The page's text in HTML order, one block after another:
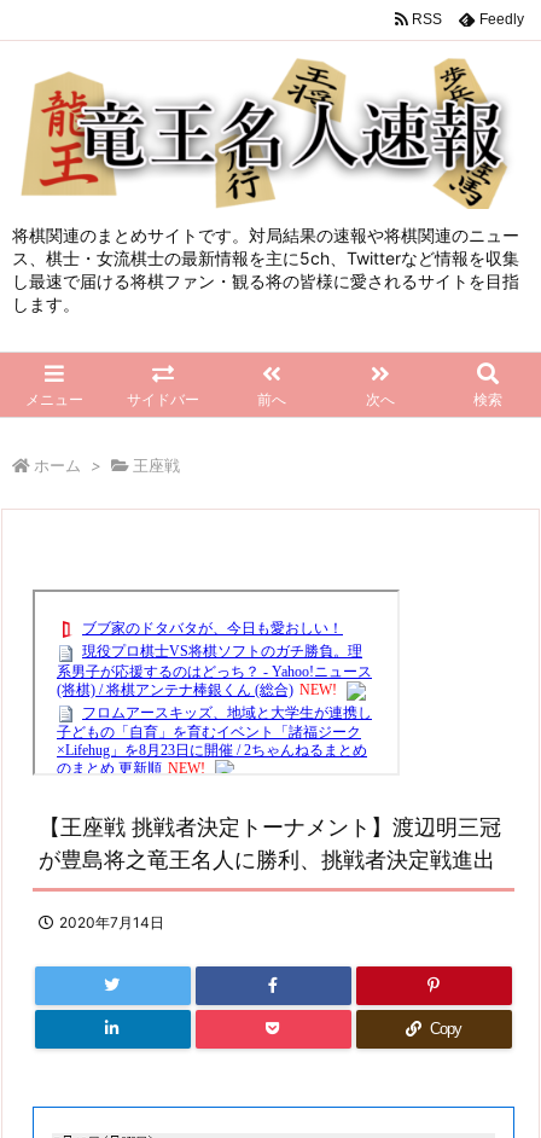
将棋関連のまとめサイトです。対局結果の速報や将棋関連のニュー
ス、棋士・女流棋士の最新情報を主に5ch、Twitterなど情報を収集
し最速で届ける将棋ファン・観る将の皆様に愛されるサイトを目指
します。
メニュー サイドバー 前へ 次へ 検索
RSS Feedly
ホーム > 王座戦
【王座戦 挑戦者決定トーナメント】渡辺明三冠
が豊島将之竜王名人に勝利、挑戦者決定戦進出
2020年7月14日
Copy